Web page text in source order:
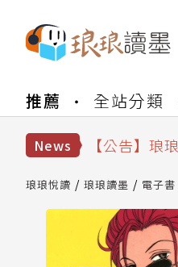
推薦 全站分類
News
【公告】琅
【公告】琅
【公告】琅
琅琅悅讀 琅琅讀墨 電子書